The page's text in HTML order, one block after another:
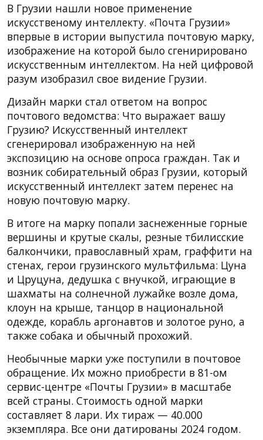
В Грузии нашли новое применение
искусственому интеллекту. «Почта Грузии»
впервые в истории выпустила почтовую марку,
изображение на которой было сгенирировано
искусственным интеллектом. На ней цифровой
разум изобразил свое видение Грузии.
Дизайн марки стал ответом на вопрос
почтового ведомства: Что выражает вашу
Грузию? Искусственный интеллект
сгенерировал изображенную на ней
экспозицию на основе опроса граждан. Так и
возник собирательный образ Грузии, который
искусственный интеллект затем перенес на
новую почтовую марку.
В итоге на марку попали заснеженные горные
вершины и крутые скалы, резные тбилисские
балкончики, православный храм, граффити на
стенах, герои грузинского мультфильма: Цуна
и Цруцуна, дедушка с внучкой, играющие в
шахматы на солнечной лужайке возле дома,
клоун на крыше, танцор в национальной
одежде, корабль аргонавтов и золотое руно, а
также собака и обычный прохожий.
Необычные марки уже поступили в почтовое
обращение. Их можно приобрести в 81-ом
сервис-центре «Почты Грузии» в масштабе
всей страны. Стоимость одной марки
составляет 8 лари. Их тираж — 40.000
экземпляра. Все они датированы 2024 годом.